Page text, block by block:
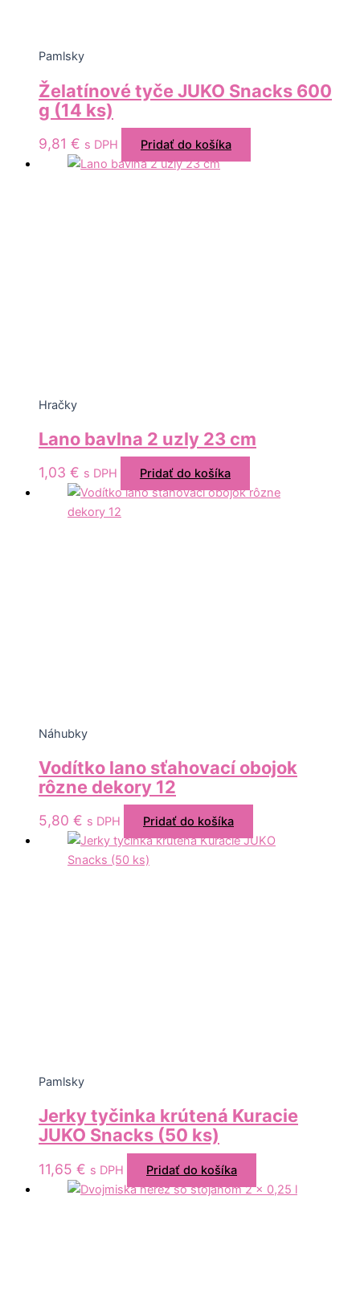
Pamlsky
Želatínové tyče JUKO Snacks 600
g (14 ks)
9,81 € s DPH Pridať do košíka
Hračky
Lano bavlna 2 uzly 23 cm
1,03 € s DPH Pridať do košíka
Náhubky
Vodítko lano sťahovací obojok
rôzne dekory 12
5,80 € s DPH Pridať do košíka
Pamlsky
Jerky tyčinka krútená Kuracie
JUKO Snacks (50 ks)
11,65 € s DPH Pridať do košíka